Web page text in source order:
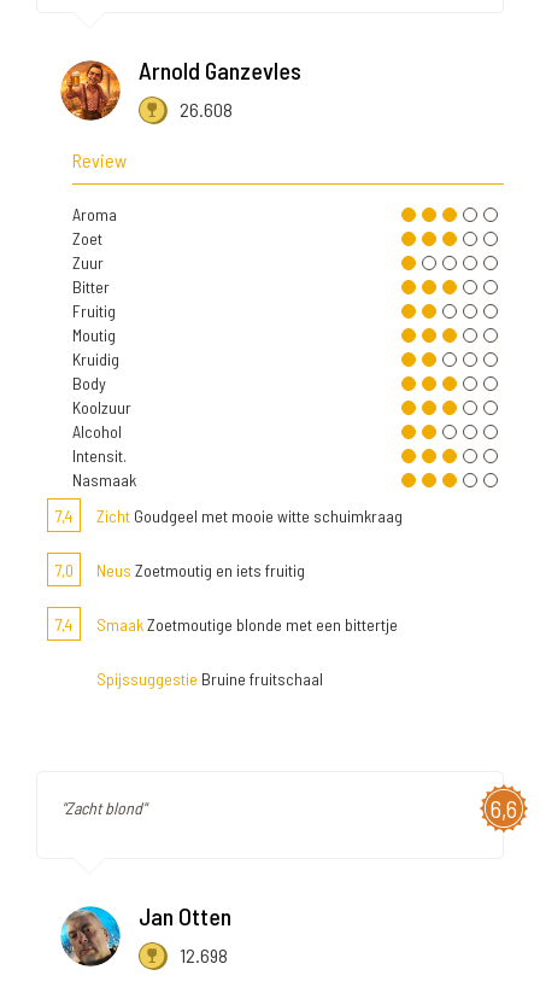
Arnold Ganzevles
26.608
Review
Aroma
Zoet
Zuur
Bitter
Fruitig
Moutig
Kruidig
Body
Koolzuur
Alcohol
Intensit.
Nasmaak
7,4
Zicht Goudgeel met mooie witte schuimkraag
7,0 Neus Zoetmoutig en iets fruitig
7,4 SmaakZoetmoutige blonde met een bittertje
Spijssuggestie Bruine fruitschaal
6,6
"Zacht blond"
Jan Otten
12.698